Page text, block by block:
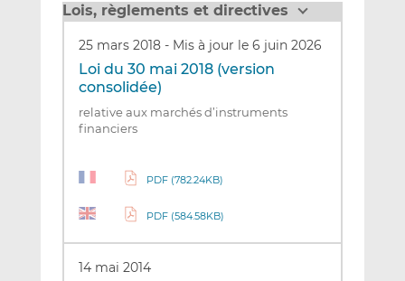
Lois, règlements et directives
25 mars 2018 - Mis à jour le 6 juin 2026
Loi du 30 mai 2018 (version
consolidée)
relative aux marchés d’instruments
financiers
PDF (782.24KB)
PDF (584.58KB)
14 mai 2014